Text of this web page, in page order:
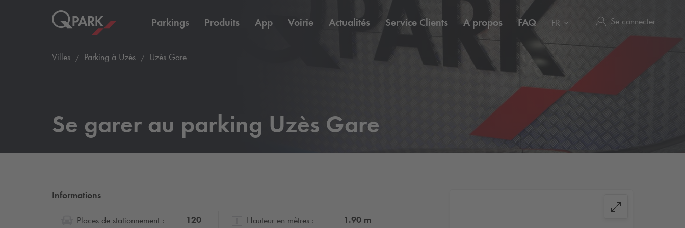
Parkings Produits App Voirie Actualités Service Clients A propos FAQ FR Se connecter
Villes Parking à Uzès Uzès Gare
Se garer au parking Uzès Gare
Informations
Places de stationnement :
120
Hauteur en mètres : 1.90 m